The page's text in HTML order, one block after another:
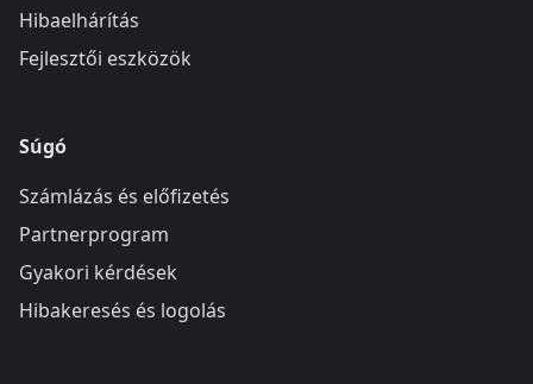
Hibaelhárítás
Fejlesztői eszközök
Súgó
Számlázás és előfizetés
Partnerprogram
Gyakori kérdések
Hibakeresés és logolás